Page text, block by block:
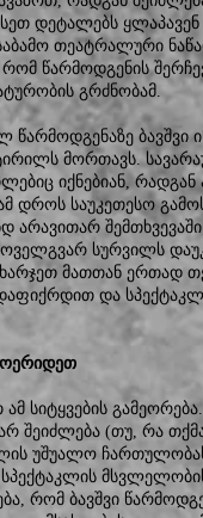
დეტალებს ყლაპავენ
თეატრალური
წარმოდგენის
გრძნობამ.
ბავშვი
მორთავს.
იქნებიან,
დროს საუკეთესო
არავითარ
სურვილს
მათთან ერთად
დაფიქრდით და
სიტყვების გამეორება.
შეიძლება (თუ, რა
უშუალო
რომ ბავშვი